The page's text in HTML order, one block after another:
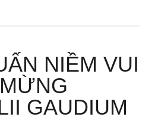
NIỀM VUI
GAUDIUM